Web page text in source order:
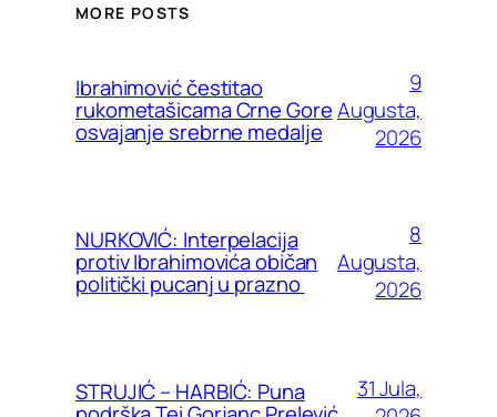
MORE POSTS
Ibrahimović čestitao
rukometašicama Crne Gore
osvajanje srebrne medalje
9
Augusta,
2026
NURKOVIĆ: Interpelacija
protiv Ibrahimovića običan
politički pucanj u prazno
8
Augusta,
2026
STRUJIĆ – HARBIĆ: Puna
31 Jula,